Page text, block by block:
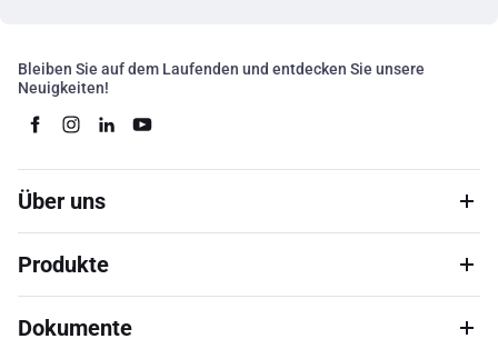
Bleiben Sie auf dem Laufenden und entdecken Sie unsere
Neuigkeiten!
Über uns
Produkte
Dokumente